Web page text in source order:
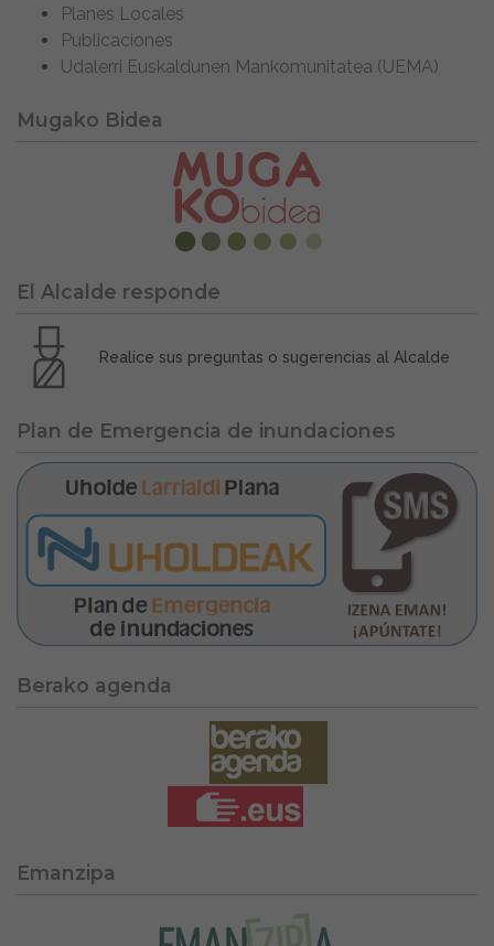
Planes Locales
Publicaciones
Udalerri Euskaldunen Mankomunitatea (UEMA)
Mugako Bidea
El Alcalde responde
Realice sus preguntas o sugerencias al Alcalde
Plan de Emergencia de inundaciones
Berako agenda
Emanzipa